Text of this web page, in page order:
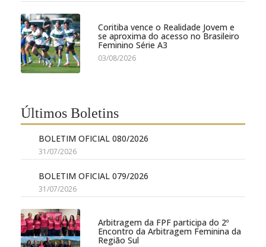
Coritiba vence o Realidade Jovem e
se aproxima do acesso no Brasileiro
Feminino Série A3
03/08/2026
Últimos Boletins
BOLETIM OFICIAL 080/2026
31/07/2026
BOLETIM OFICIAL 079/2026
31/07/2026
Arbitragem da FPF participa do 2º
Encontro da Arbitragem Feminina da
Região Sul